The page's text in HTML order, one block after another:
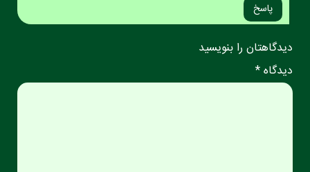
پاسخ
دیدگاهتان را بنویسید
دیدگاه *